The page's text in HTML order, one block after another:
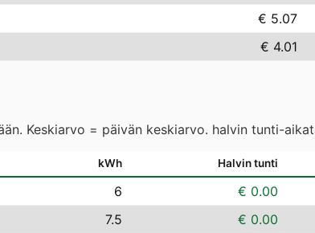
€ 5.07
€ 4.01
Keskiarvo = päivän keskiarvo. halvin tunti-
kWh Halvin tunti
6 € 0.00
7.5 € 0.00